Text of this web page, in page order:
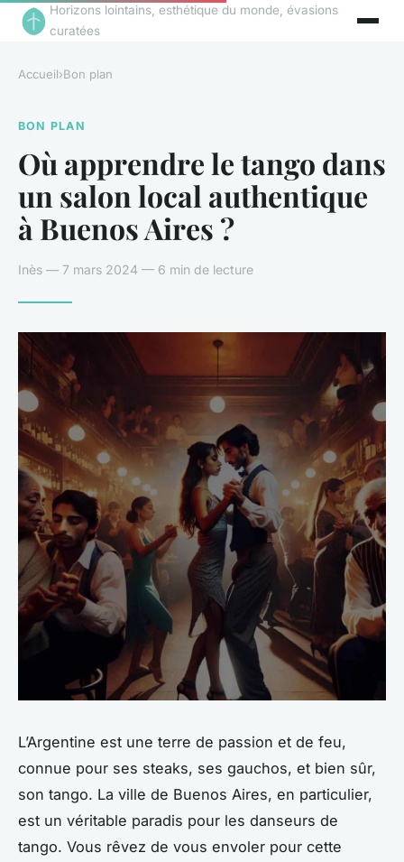
Horizons lointains, esthétique du monde, évasions
curatées
Accueil›Bon plan
BON PLAN
Où apprendre le tango dans
un salon local authentique
à Buenos Aires ?
Inès — 7 mars 2024 — 6 min de lecture
L’Argentine est une terre de passion et de feu,
connue pour ses steaks, ses gauchos, et bien sûr,
son tango. La ville de Buenos Aires, en particulier,
est un véritable paradis pour les danseurs de
tango. Vous rêvez de vous envoler pour cette